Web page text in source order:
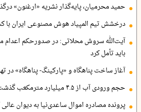
حمید محرمیان، پایه‌گذار نشریه «ارغنون»
درخشش تیم المپیاد هوش مصنوعی ایران با
آیت‌الله سروش محلاتی: در صدورحکم
باید تأمل کرد
آغاز ساخت پناهگاه و «پارکینگ- پناهگاه» در
حجم ورودی آب از ۴.۵ میلیارد مترمکعب گذشت؛ دریاچه ارومیه جان گرفت
پرونده مصادره اموال ساعدی‌نیا به دیوان